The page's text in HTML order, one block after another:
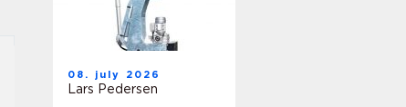
08. july 2026
Lars Pedersen